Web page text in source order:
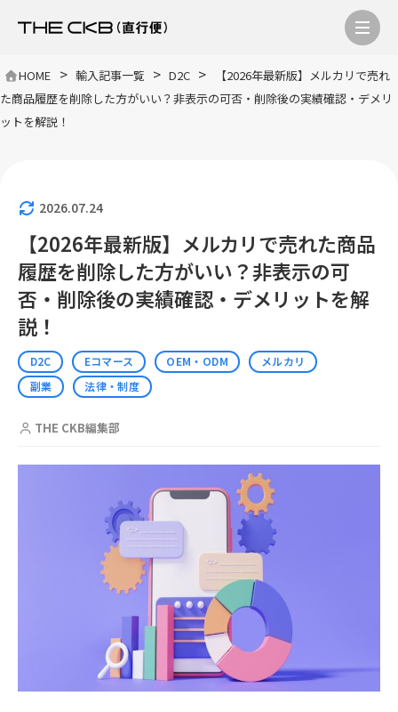
HOME > 輸入記事一覧 > D2C >
【2026年最新版】メルカリで売れ
た商品履歴を削除した方がいい？非表示の可否・削除後の実績確認・デメリ
ットを解説！
2026.07.24
【2026年最新版】メルカリで売れた商品
履歴を削除した方がいい？非表示の可
否・削除後の実績確認・デメリットを解
説！
D2C Eコマース OEM・ODM
メルカリ
副業
法律・制度
THE CKB編集部